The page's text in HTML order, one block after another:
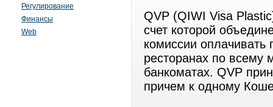
Регулирование
Финансы
Web
QVP (QIWI Visa
счет которой
комиссии
ресторанах по всему
банкоматах. QVP
причем к одному